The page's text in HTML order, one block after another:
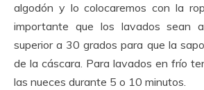
algodón y lo colocaremos con la
importante que los lavados sean
superior a 30 grados para que la
de la cáscara. Para lavados en frío
las nueces durante 5 o 10 minutos.